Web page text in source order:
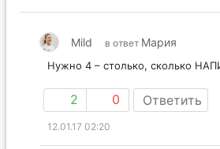
Mild в ответ Мария
Нужно 4 – столько, сколько
2 0 Ответить
12.01.17 02:20